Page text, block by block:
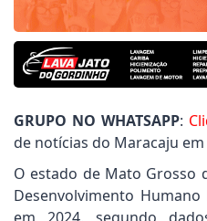
GRUPO NO WHATSAPP:
de notícias do Maracaju
O estado de Mato Grosso
Desenvolvimento